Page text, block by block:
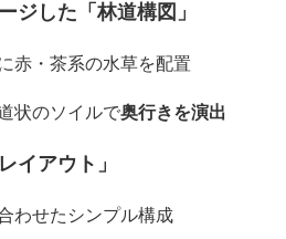
ジした「林道構図」
赤・茶系の水草を配置
状のソイルで奥行きを演出
イアウト」
わせたシンプル構成